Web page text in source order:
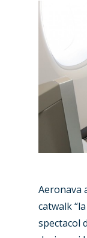
Aeronava
catwalk
spectacol